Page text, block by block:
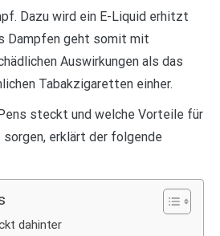
Dazu wird ein E-Liquid erhitzt
Dampfen geht somit mit
Auswirkungen als das
Tabakzigaretten einher.
steckt und welche Vorteile für
erklärt der folgende
dahinter